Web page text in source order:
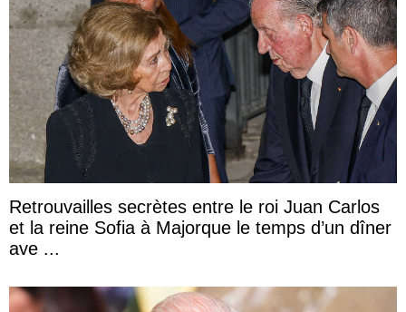
Retrouvailles secrètes entre le roi Juan Carlos
et la reine Sofia à Majorque le temps d’un dîner
ave ...